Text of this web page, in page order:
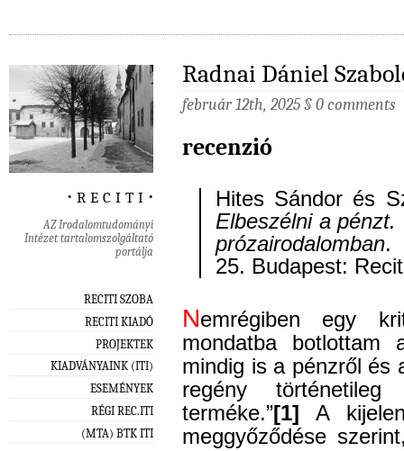
‧ r e c i t i ‧
AZ Irodalomtudományi
Intézet tartalomszolgáltató
portálja
RECITI SZOBA
RECITI KIADÓ
PROJEKTEK
KIADVÁNYAINK (ITI)
ESEMÉNYEK
RÉGI REC.ITI
(MTA) BTK ITI
Radnai Dániel
február 12th, 2025 § 0 comments
recenzió
Hites Sándor és
Elbeszélni a
prózairodalomban.
25. Budapest:
Nemrégiben egy
mondatba
mindig is a pénzről és
regény
terméke.”[1]
A
meggyőződése